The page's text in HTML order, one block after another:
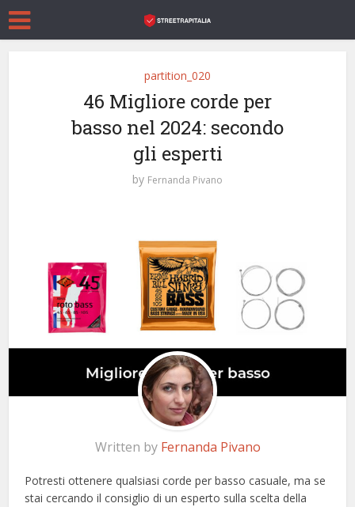
partition_020
46 Migliore corde per
basso nel 2024: secondo
gli esperti
by Fernanda Pivano
Written by Fernanda Pivano
Potresti ottenere qualsiasi corde per basso casuale, ma se
stai cercando il consiglio di un esperto sulla scelta della